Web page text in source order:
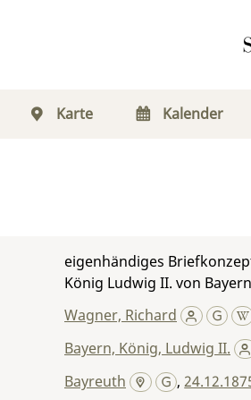
Karte Kalender
eigenhändiges
König Ludwig II. von Bayern
Wagner, Richard
Bayern, König, Ludwig II.
Bayreuth ,